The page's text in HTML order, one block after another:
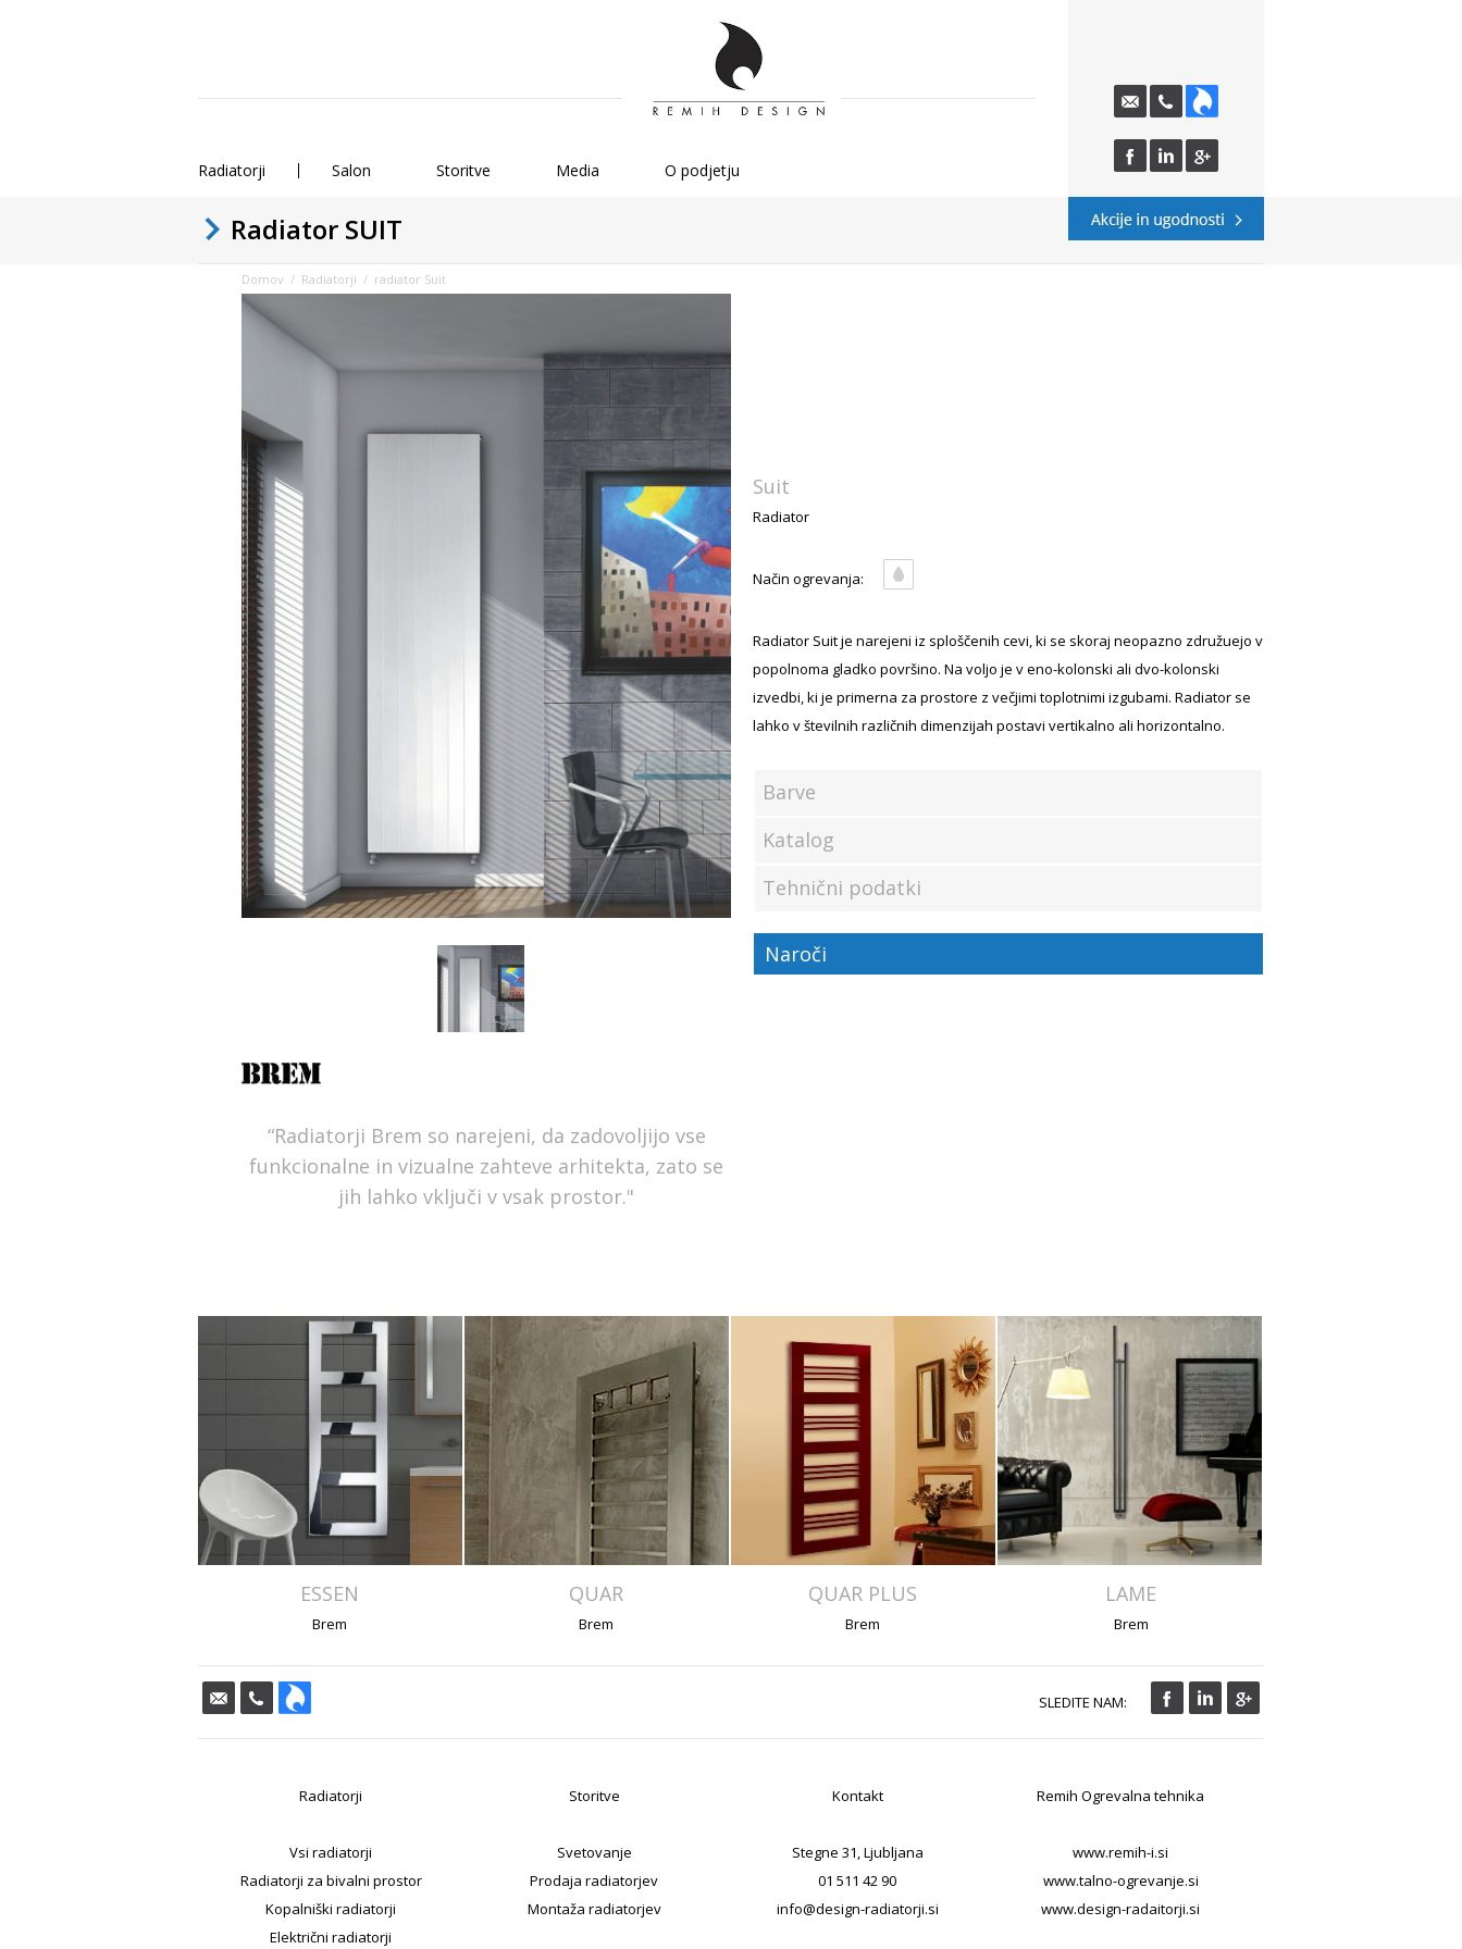
Radiatorji Salon Storitve Media O podjetju
Radiator SUIT
Domov / Radiatorji / radiator Suit
“Radiatorji Brem so narejeni, da zadovoljijo vse
funkcionalne in vizualne zahteve arhitekta, zato se
jih lahko vključi v vsak prostor."
Suit
Radiator
Način ogrevanja:
Radiator Suit je narejeni iz sploščenih cevi, ki se skoraj neopazno združuejo v
popolnoma gladko površino. Na voljo je v eno-kolonski ali dvo-kolonski
izvedbi, ki je primerna za prostore z večjimi toplotnimi izgubami. Radiator se
lahko v številnih različnih dimenzijah postavi vertikalno ali horizontalno.
Barve
Katalog
Tehnični podatki
Naroči
ESSEN
Brem
QUAR
Brem
QUAR PLUS
Brem
LAME
Brem
SLEDITE NAM:
Radiatorji
Vsi radiatorji
Radiatorji za bivalni prostor
Kopalniški radiatorji
Električni radiatorji
Storitve
Svetovanje
Prodaja radiatorjev
Montaža radiatorjev
Kontakt
Stegne 31, Ljubljana
01 511 42 90
info@design-radiatorji.si
Remih Ogrevalna tehnika
www.remih-i.si
www.talno-ogrevanje.si
www.design-radaitorji.si